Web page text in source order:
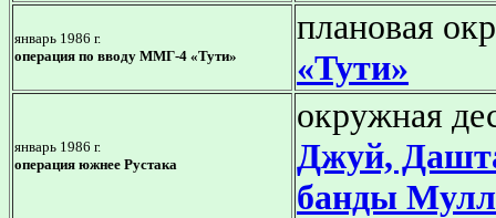
январь 1986 г.
операция по вводу ММГ-4 «Тути»
плановая
«Тути»
январь 1986 г.
операция южнее Рустака
окружная
Джуй,
банды